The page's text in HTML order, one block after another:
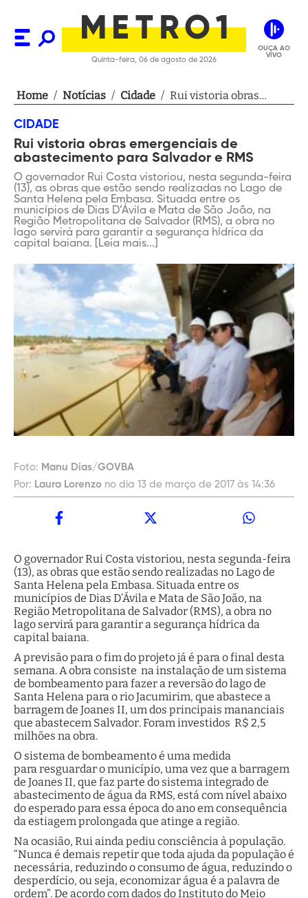
Quinta-feira, 06 de agosto de 2026
OUÇA AO
VIVO
Home / Notícias / Cidade / Rui vistoria obras
Salvador e RMS
CIDADE
Rui vistoria obras emergenciais de
abastecimento para Salvador e RMS
O governador Rui Costa vistoriou, nesta segunda-feira
(13), as obras que estão sendo realizadas no Lago de
Santa Helena pela Embasa. Situada entre os
municípios de Dias D’Ávila e Mata de São João, na
Região Metropolitana de Salvador (RMS), a obra no
lago servirá para garantir a segurança hídrica da
capital baiana. [Leia mais...]
Foto: Manu Dias/GOVBA
Por: Laura Lorenzo no dia 13 de março de 2017 às 14:36
O governador Rui Costa vistoriou, nesta segunda-feira
(13), as obras que estão sendo realizadas no Lago de
Santa Helena pela Embasa. Situada entre os
municípios de Dias D’Ávila e Mata de São João, na
Região Metropolitana de Salvador (RMS), a obra no
lago servirá para garantir a segurança hídrica da
capital baiana.
A previsão para o fim do projeto já é para o final desta
semana. A obra consiste na instalação de um sistema
de bombeamento para fazer a reversão do lago de
Santa Helena para o rio Jacumirim, que abastece a
barragem de Joanes II, um dos principais mananciais
que abastecem Salvador. Foram investidos R$ 2,5
milhões na obra.
O sistema de bombeamento é uma medida
para resguardar o município, uma vez que a barragem
de Joanes II, que faz parte do sistema integrado de
abastecimento de água da RMS, está com nível abaixo
do esperado para essa época do ano em consequência
da estiagem prolongada que atinge a região.
Na ocasião, Rui ainda pediu consciência à população.
“Nunca é demais repetir que toda ajuda da população é
necessária, reduzindo o consumo de água, reduzindo o
desperdício, ou seja, economizar água é a palavra de
ordem”. De acordo com dados do Instituto do Meio